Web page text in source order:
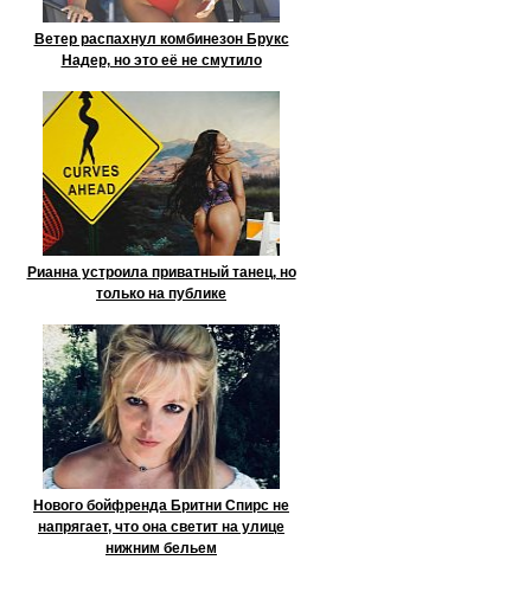
Ветер распахнул комбинезон Брукс
Надер, но это её не смутило
Рианна устроила приватный танец, но
только на публике
Нового бойфренда Бритни Спирс не
напрягает, что она светит на улице
нижним бельем